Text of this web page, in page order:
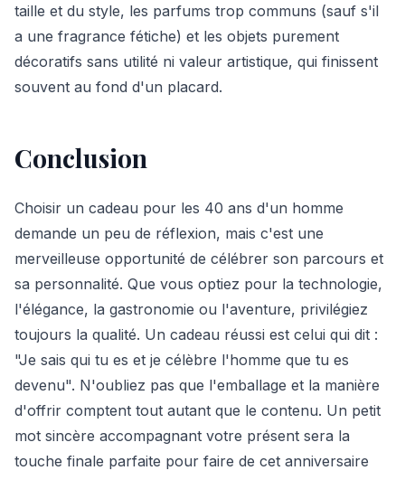
taille et du style, les parfums trop communs (sauf s'il
a une fragrance fétiche) et les objets purement
décoratifs sans utilité ni valeur artistique, qui finissent
souvent au fond d'un placard.
Conclusion
Choisir un cadeau pour les 40 ans d'un homme
demande un peu de réflexion, mais c'est une
merveilleuse opportunité de célébrer son parcours et
sa personnalité. Que vous optiez pour la technologie,
l'élégance, la gastronomie ou l'aventure, privilégiez
toujours la qualité. Un cadeau réussi est celui qui dit :
"Je sais qui tu es et je célèbre l'homme que tu es
devenu". N'oubliez pas que l'emballage et la manière
d'offrir comptent tout autant que le contenu. Un petit
mot sincère accompagnant votre présent sera la
touche finale parfaite pour faire de cet anniversaire